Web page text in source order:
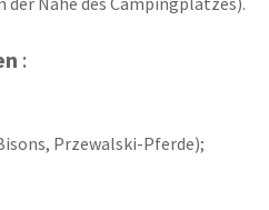
:
Przewalski-Pferde);